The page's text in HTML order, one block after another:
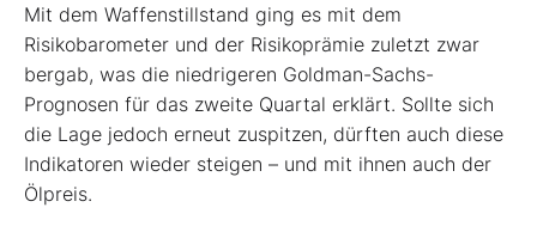
Mit dem Waffenstillstand ging es mit dem
Risikobarometer und der Risikoprämie zuletzt zwar
bergab, was die niedrigeren Goldman-Sachs-
Prognosen für das zweite Quartal erklärt. Sollte sich
die Lage jedoch erneut zuspitzen, dürften auch diese
Indikatoren wieder steigen – und mit ihnen auch der
Ölpreis.